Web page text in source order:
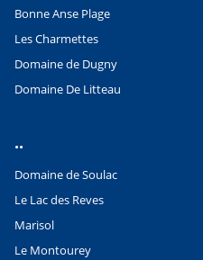
Bonne Anse Plage
Les Charmettes
Domaine de Dugny
Domaine De Litteau
..
Domaine de Soulac
Le Lac des Reves
Marisol
Le Montourey